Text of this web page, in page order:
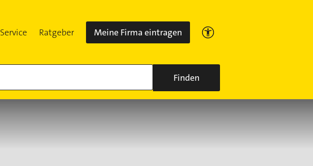
Service Ratgeber Meine Firma eintragen
Finden